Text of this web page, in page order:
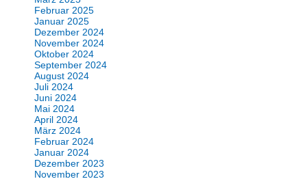
Februar 2025
Januar 2025
Dezember 2024
November 2024
Oktober 2024
September 2024
August 2024
Juli 2024
Juni 2024
Mai 2024
April 2024
März 2024
Februar 2024
Januar 2024
Dezember 2023
November 2023